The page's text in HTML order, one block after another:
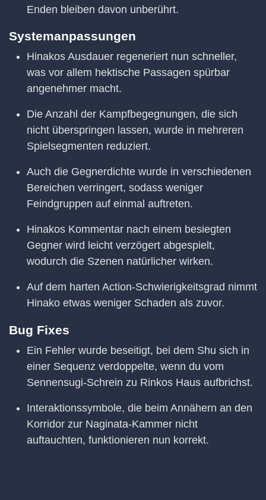
Enden bleiben davon unberührt.
Systemanpassungen
Hinakos Ausdauer regeneriert nun schneller,
was vor allem hektische Passagen spürbar
angenehmer macht.
Die Anzahl der Kampfbegegnungen, die sich
nicht überspringen lassen, wurde in mehreren
Spielsegmenten reduziert.
Auch die Gegnerdichte wurde in verschiedenen
Bereichen verringert, sodass weniger
Feindgruppen auf einmal auftreten.
Hinakos Kommentar nach einem besiegten
Gegner wird leicht verzögert abgespielt,
wodurch die Szenen natürlicher wirken.
Auf dem harten Action-Schwierigkeitsgrad nimmt
Hinako etwas weniger Schaden als zuvor.
Bug Fixes
Ein Fehler wurde beseitigt, bei dem Shu sich in
einer Sequenz verdoppelte, wenn du vom
Sennensugi-Schrein zu Rinkos Haus aufbrichst.
Interaktionssymbole, die beim Annähern an den
Korridor zur Naginata-Kammer nicht
auftauchten, funktionieren nun korrekt.